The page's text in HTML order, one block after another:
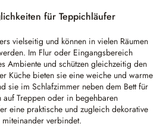
für Teppichläufer
vielseitig und können in vielen Räumen
Im Flur oder Eingangsbereich
Ambiente und schützen gleichzeitig den
Küche bieten sie eine weiche und warme
sie im Schlafzimmer neben dem Bett für
auf Treppen oder in begehbaren
eine praktische und zugleich dekorative
verbindet.